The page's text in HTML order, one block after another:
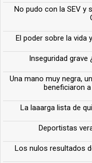
No pudo con la SEV y
El poder sobre la vida
Inseguridad grave
Una mano muy negra,
beneficiaron
La laaarga lista de
Deportistas
Los nulos resultados